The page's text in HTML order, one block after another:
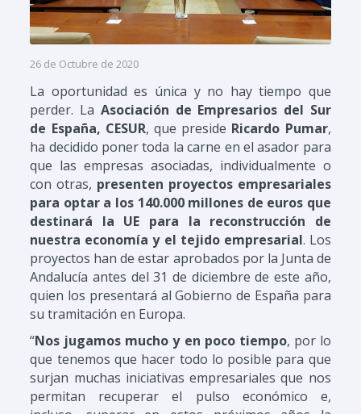
26 de Octubre de 2020
La oportunidad es única y no hay tiempo que
perder. La Asociación de Empresarios del Sur
de España, CESUR, que preside Ricardo Pumar,
ha decidido poner toda la carne en el asador para
que las empresas asociadas, individualmente o
con otras, presenten proyectos empresariales
para optar a los 140.000 millones de euros que
destinará la UE para la reconstrucción de
nuestra economía y el tejido empresarial. Los
proyectos han de estar aprobados por la Junta de
Andalucía antes del 31 de diciembre de este año,
quien los presentará al Gobierno de España para
su tramitación en Europa.
“Nos jugamos mucho y en poco tiempo, por lo
que tenemos que hacer todo lo posible para que
surjan muchas iniciativas empresariales que nos
permitan recuperar el pulso económico e,